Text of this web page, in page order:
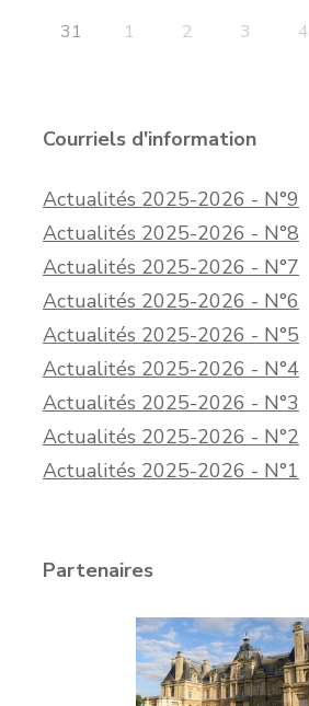
31 1 2 3 4
Courriels d'information
Actualités 2025-2026 - N°9
Actualités 2025-2026 - N°8
Actualités 2025-2026 - N°7
Actualités 2025-2026 - N°6
Actualités 2025-2026 - N°5
Actualités 2025-2026 - N°4
Actualités 2025-2026 - N°3
Actualités 2025-2026 - N°2
Actualités 2025-2026 - N°1
Partenaires